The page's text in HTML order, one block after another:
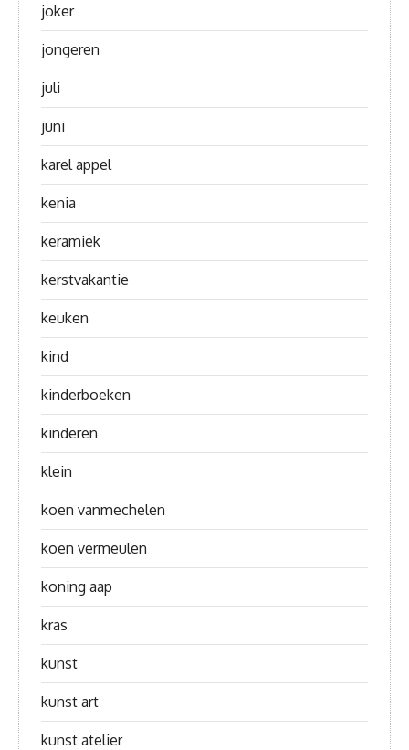
joker
jongeren
juli
juni
karel appel
kenia
keramiek
kerstvakantie
keuken
kind
kinderboeken
kinderen
klein
koen vanmechelen
koen vermeulen
koning aap
kras
kunst
kunst art
kunst atelier